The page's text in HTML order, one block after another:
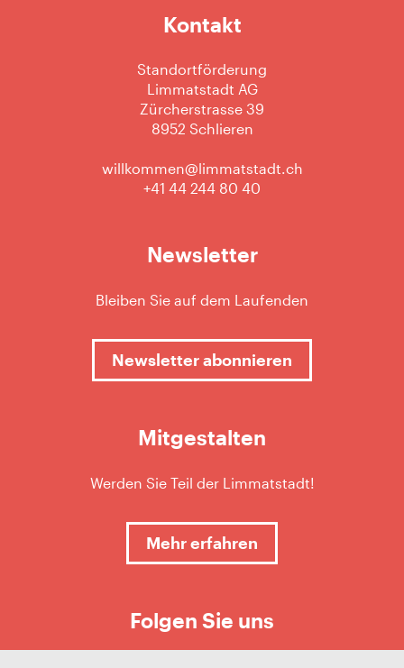
Kontakt
Standortförderung
Limmatstadt AG
Zürcherstrasse 39
8952 Schlieren
willkommen@limmatstadt.ch
+41 44 244 80 40
Newsletter
Bleiben Sie auf dem Laufenden
Newsletter abonnieren
Mitgestalten
Werden Sie Teil der Limmatstadt!
Mehr erfahren
Folgen Sie uns